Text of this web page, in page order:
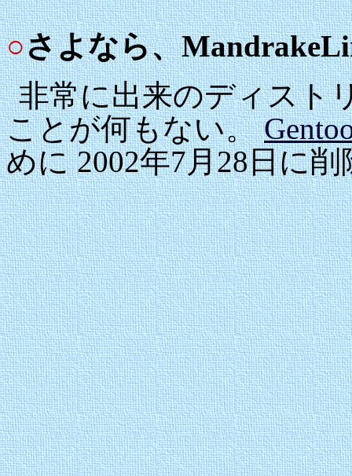
○さよなら、
非常に出来のディスト
ことが何もない。
めに 2002年7月28日に